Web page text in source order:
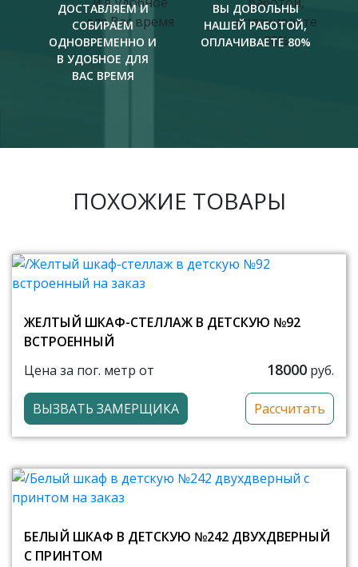
ДОСТАВЛЯЕМ И
СОБИРАЕМ
ОДНОВРЕМЕННО И
В УДОБНОЕ ДЛЯ
ВАС ВРЕМЯ
ВЫ ДОВОЛЬНЫ
НАШЕЙ РАБОТОЙ,
ОПЛАЧИВАЕТЕ 80%
ПОХОЖИЕ ТОВАРЫ
ЖЕЛТЫЙ ШКАФ-СТЕЛЛАЖ В ДЕТСКУЮ №92
ВСТРОЕННЫЙ
Цена за пог. метр от
18000 руб.
ВЫЗВАТЬ ЗАМЕРЩИКА Рассчитать
БЕЛЫЙ ШКАФ В ДЕТСКУЮ №242 ДВУХДВЕРНЫЙ
С ПРИНТОМ